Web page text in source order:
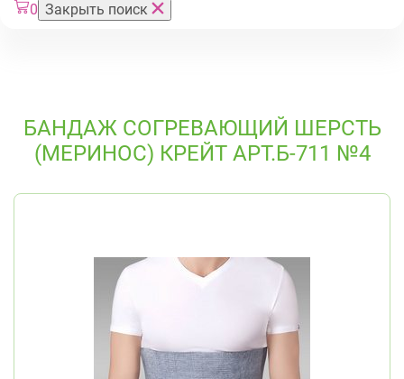
0 Закрыть поиск
БАНДАЖ СОГРЕВАЮЩИЙ ШЕРСТЬ
(МЕРИНОС) КРЕЙТ АРТ.Б-711 №4